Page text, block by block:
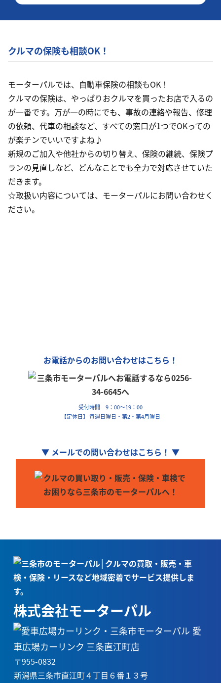
クルマの保険も相談OK！
モーターパルでは、自動車保険の相談もOK！
クルマの保険は、やっぱりおクルマを買ったお店で入るの
が一番です。万が一の時にでも、事故の連絡や報告、修理
の依頼、代車の相談など、すべての窓口が1つでOKっての
が楽チンでいいですよね♪
新規のご加入や他社からの切り替え、保険の継続、保険プ
ランの見直しなど、どんなことでも全力で対応させていた
だきます。
☆取扱い内容については、モーターパルにお問い合わせく
ださい。
お電話からのお問い合わせはこちら！
受付時間 9：00～19：00
【定休日】 毎週日曜日・第2・第4月曜日
▼ メールでの問い合わせはこちら！ ▼
株式会社モーターパル
愛
車広場カーリンク 三条直江町店
〒955-0832
新潟県三条市直江町４丁目６番１３号